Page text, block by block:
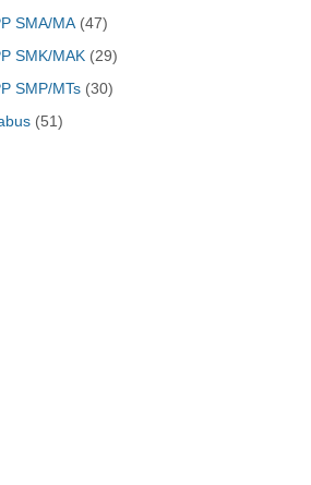
SMA/MA (47)
SMK/MAK (29)
SMP/MTs (30)
(51)